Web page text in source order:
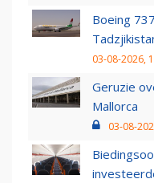
Boeing
03-08-2026,
Geruzie
Mallorca
03-08-